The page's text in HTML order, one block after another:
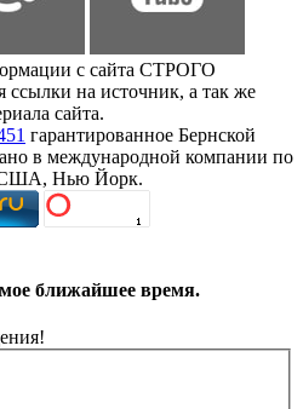
с сайта СТРОГО
на источник, а так же
сайта.
гарантированное Бернской
в международной компании по
США, Нью Йорк.
ближайшее время.